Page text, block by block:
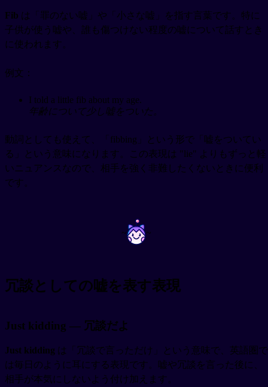
Fib は「罪のない嘘」や「小さな嘘」を指す言葉です。特に
子供が使う嘘や、誰も傷つけない程度の嘘について話すとき
に使われます。
例文：
I told a little fib about my age.
年齢について少し嘘をついた。
動詞としても使えて、「fibbing」という形で「嘘をついてい
る」という意味になります。この表現は "lie" よりもずっと軽
いニュアンスなので、相手を強く非難したくないときに便利
です。
~ ~
冗談としての嘘を表す表現
Just kidding — 冗談だよ
Just kidding は「冗談で言っただけ」という意味で、英語圏で
は毎日のように耳にする表現です。嘘や冗談を言った後に、
相手が本気にしないよう付け加えます。